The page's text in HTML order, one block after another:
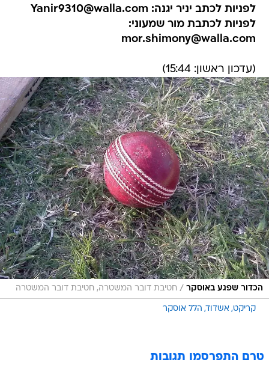
לפניות לכתב יניר יגנה: Yanir9310@walla.com
לפניות לכתבת מור שמעוני:
mor.shimony@walla.com
(עדכון ראשון: 15:44)
הכדור שפגע באוסקר / חטיבת דובר המשטרה, חטיבת דובר המשטרה
קריקט אשדוד הלל אוסקר
טרם התפרסמו תגובות